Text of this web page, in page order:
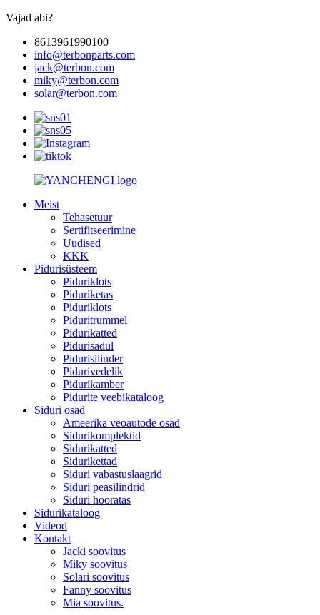
Vajad abi?
8613961990100
info@terbonparts.com
jack@terbon.com
miky@terbon.com
solar@terbon.com
Meist
Tehasetuur
Sertifitseerimine
Uudised
KKK
Pidurisüsteem
Piduriklots
Piduriketas
Piduriklots
Piduritrummel
Pidurikatted
Pidurisadul
Pidurisilinder
Pidurivedelik
Pidurikamber
Pidurite veebikataloog
Siduri osad
Ameerika veoautode osad
Sidurikomplektid
Sidurikatted
Sidurikettad
Siduri vabastuslaagrid
Siduri peasilindrid
Siduri hooratas
Sidurikataloog
Videod
Kontakt
Jacki soovitus
Miky soovitus
Solari soovitus
Fanny soovitus
Mia soovitus.